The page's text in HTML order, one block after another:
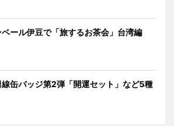
ール伊豆で「旅するお茶会」台湾編
缶バッジ第2弾「開運セット」など5種